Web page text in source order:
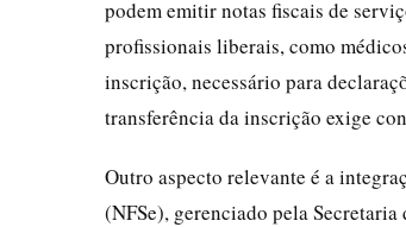
podem emitir notas fiscais de
profissionais liberais, como
inscrição, necessário para
transferência da inscrição exige
Outro aspecto relevante é a
(NFSe), gerenciado pela